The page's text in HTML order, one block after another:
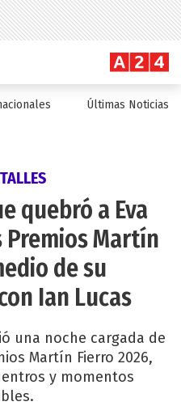
Últimas Noticias
quebró a Eva
Martín
de su
Ian Lucas
una noche cargada de
Martín Fierro 2026,
y momentos